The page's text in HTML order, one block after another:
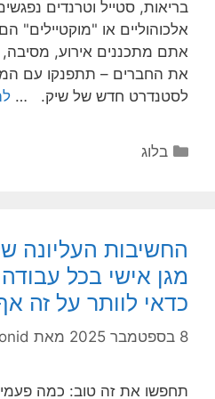
בריאות, סטייל וטרנדים
אלכוהוליים או "מוקטיילים"
אתם מתכננים אירוע,
את החברים – תתפנקו עם
לסטנדרט חדש של שיק. …
קטגוריות
בלוג
החשיבות העליונה
מגן אישי בכל
כדאי לוותר על זה
8 בספטמבר 2025 מאת
תחפשו את זה טוב: כמה